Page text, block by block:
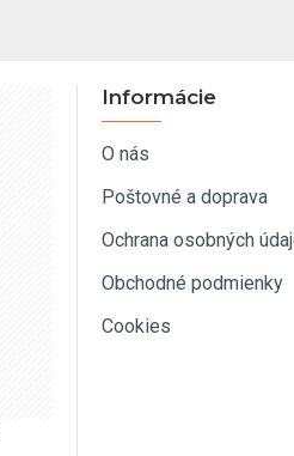
Informácie
O nás
Poštovné a doprava
Ochrana osobných
Obchodné podmienky
Cookies